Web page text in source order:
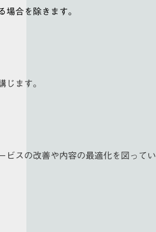
合を除きます。
ます。
スの改善や内容の最適化を図ってい